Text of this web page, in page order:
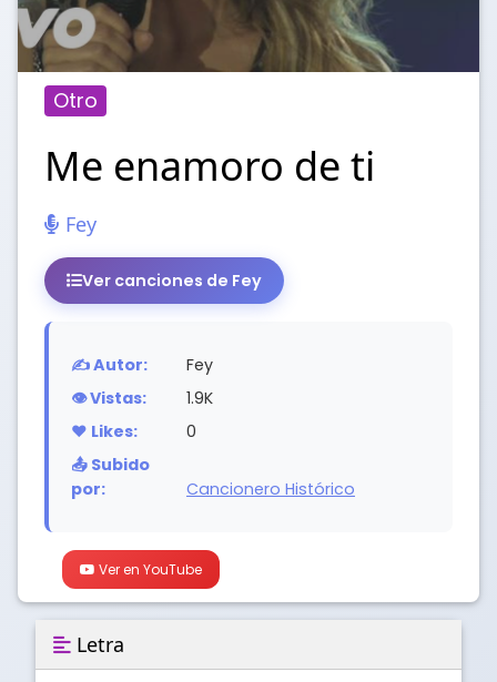
Otro
Me enamoro de ti
Fey
Ver canciones de Fey
✍️ Autor:
Fey
👁️ Vistas:
1.9K
❤️ Likes:
0
📤 Subido
por:
Cancionero Histórico
Ver en YouTube
Letra